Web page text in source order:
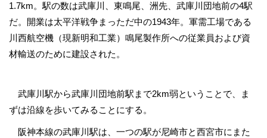
1.7km。駅の数は武庫川、東鳴尾、洲先、武庫川団地前の4駅
だ。開業は太平洋戦争まっただ中の1943年。軍需工場である
川西航空機（現新明和工業）鳴尾製作所への従業員および資
材輸送のために建設された。
武庫川駅から武庫川団地前駅まで2km弱ということで、ま
ずは沿線を歩いてみることにする。
阪神本線の武庫川駅は、一つの駅が尼崎市と西宮市にまた